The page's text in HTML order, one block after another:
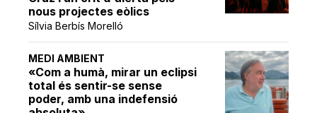
nous projectes eòlics
Sílvia Berbís Morelló
MEDI AMBIENT
«Com a humà, mirar un eclipsi
total és sentir-se sense
poder, amb una indefensió